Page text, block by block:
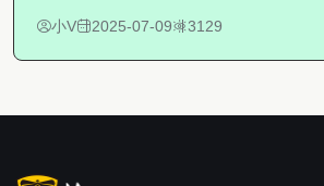
小V 2025-07-09 3129